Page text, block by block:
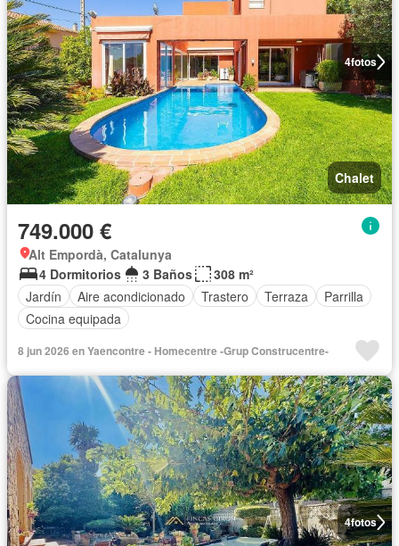
4fotos
Chalet
749.000 €
Alt Empordà, Catalunya
4 Dormitorios
3 Baños
308 m²
Jardín
Aire acondicionado Trastero Terraza
Parrilla
Cocina equipada
8 jun 2026 en Yaencontre - Homecentre -Grup Construcentre-
4fotos